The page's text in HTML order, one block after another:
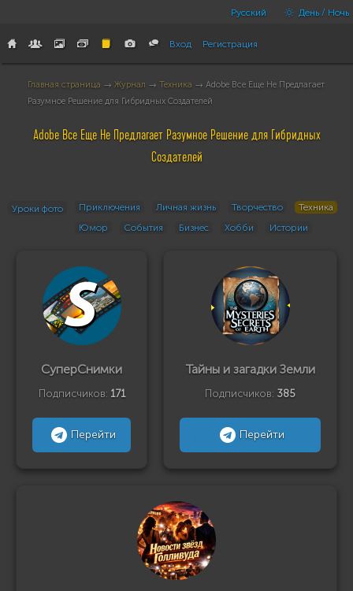
Русский День / Ночь
Вход Регистрация
Главная страница → Журнал → Техника → Adobe Все Еще Не Предлагает
Разумное Решение для Гибридных Создателей
Adobe Все Еще Не Предлагает Разумное Решение для Гибридных
Создателей
Уроки фото Приключения Личная жизнь Творчество
Техника
Юмор
События Бизнес Хобби Истории
СуперСнимки
Подписчиков: 171
Перейти
Тайны и загадки Земли
Подписчиков: 385
Перейти